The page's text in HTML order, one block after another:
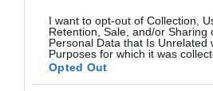
I want to opt-out of Collection,
Retention, Sale, and/or Sharing
Personal Data that Is Unrelated
Purposes for which it was
Opted Out
και την άμεση
εξελίξεων στην
Ασχολείται με
και γενικού